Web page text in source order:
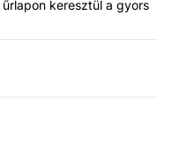
keresztül a gyors